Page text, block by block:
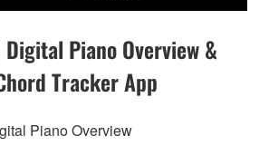
Piano Overview &
Tracker App
Piano Overview